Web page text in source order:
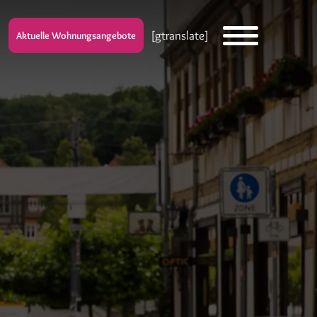
Aktuelle Wohnungsangebote [gtranslate]